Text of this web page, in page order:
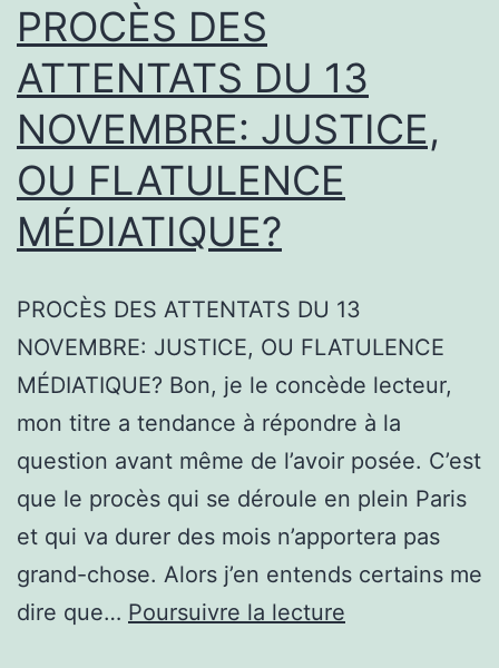
PROCÈS DES
ATTENTATS DU 13
NOVEMBRE: JUSTICE,
OU FLATULENCE
MÉDIATIQUE?
PROCÈS DES ATTENTATS DU 13
NOVEMBRE: JUSTICE, OU FLATULENCE
MÉDIATIQUE? Bon, je le concède lecteur,
mon titre a tendance à répondre à la
question avant même de l’avoir posée. C’est
que le procès qui se déroule en plein Paris
et qui va durer des mois n’apportera pas
grand-chose. Alors j’en entends certains me
dire que… Poursuivre la lecture